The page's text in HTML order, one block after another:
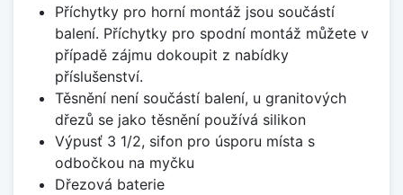
Příchytky pro horní montáž jsou součástí
balení. Příchytky pro spodní montáž můžete v
případě zájmu dokoupit z nabídky
příslušenství.
Těsnění není součástí balení, u granitových
dřezů se jako těsnění používá silikon
Výpusť 3 1/2, sifon pro úsporu místa s
odbočkou na myčku
Dřezová baterie